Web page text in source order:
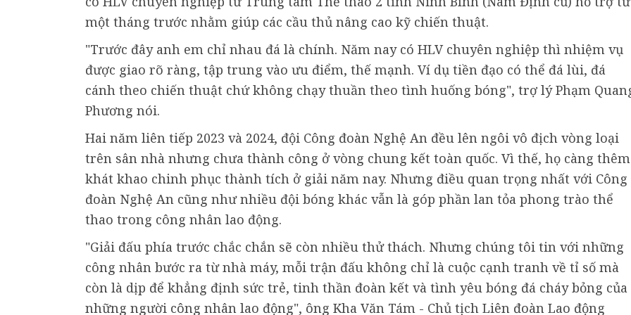
một tháng trước nhằm giúp các cầu thủ nâng cao kỹ chiến thuật.
"Trước đây anh em chỉ nhau đá là chính. Năm nay có HLV chuyên nghiệp thì nhiệm vụ
được giao rõ ràng, tập trung vào ưu điểm, thế mạnh. Ví dụ tiền đạo có thể đá lùi, đá
cánh theo chiến thuật chứ không chạy thuần theo tình huống bóng", trợ lý Phạm
Phương nói.
Hai năm liên tiếp 2023 và 2024, đội Công đoàn Nghệ An đều lên ngôi vô địch vòng loại
trên sân nhà nhưng chưa thành công ở vòng chung kết toàn quốc. Vì thế, họ càng thêm
khát khao chinh phục thành tích ở giải năm nay. Nhưng điều quan trọng nhất với Công
đoàn Nghệ An cũng như nhiều đội bóng khác vẫn là góp phần lan tỏa phong trào thể
thao trong công nhân lao động.
"Giải đấu phía trước chắc chắn sẽ còn nhiều thử thách. Nhưng chúng tôi tin với những
công nhân bước ra từ nhà máy, mỗi trận đấu không chỉ là cuộc cạnh tranh về tỉ số mà
còn là dịp để khẳng định sức trẻ, tinh thần đoàn kết và tình yêu bóng đá cháy bỏng của
những người công nhân lao động", ông Kha Văn Tám - Chủ tịch Liên đoàn Lao động